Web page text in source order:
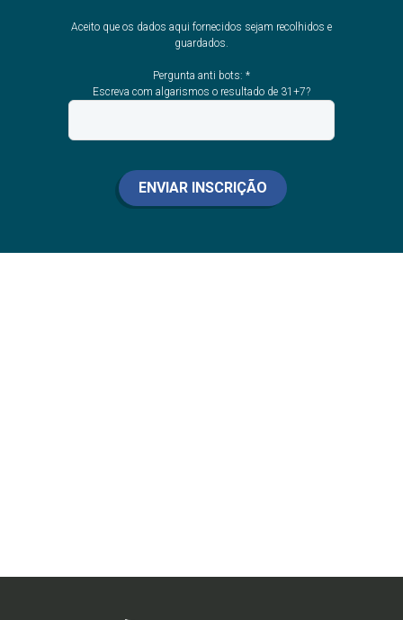
Aceito que os dados aqui fornecidos sejam recolhidos e
guardados.
Pergunta anti bots: *
Escreva com algarismos o resultado de 31+7?